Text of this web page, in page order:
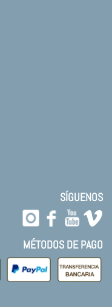
SÍGUENOS
MÉTODOS DE PAGO